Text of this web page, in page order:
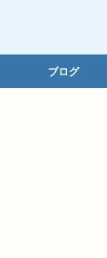
ブログ